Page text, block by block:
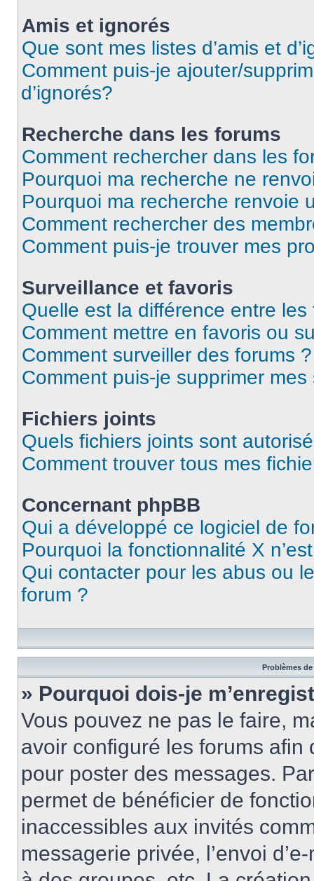
Amis et ignorés
Que sont mes listes d’amis et
Comment puis-je ajouter/
d’ignorés?
Recherche dans les forums
Comment rechercher dans les
Pourquoi ma recherche ne
Pourquoi ma recherche renvoie
Comment rechercher des
Comment puis-je trouver mes
Surveillance et favoris
Quelle est la différence entre
Comment mettre en favoris ou
Comment surveiller des forums ?
Comment puis-je supprimer
Fichiers joints
Quels fichiers joints sont
Comment trouver tous mes
Concernant phpBB
Qui a développé ce logiciel de
Pourquoi la fonctionnalité X
Qui contacter pour les abus ou
forum ?
Problèmes
» Pourquoi dois-je
Vous pouvez ne pas le faire,
avoir configuré les forums afin
pour poster des messages.
permet de bénéficier de
inaccessibles aux invités
messagerie privée, l’envoi